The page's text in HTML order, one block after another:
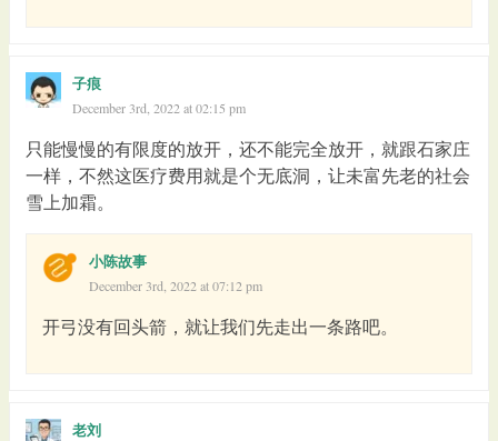
子痕
December 3rd, 2022 at 02:15 pm
只能慢慢的有限度的放开，还不能完全放开，就跟石家庄
一样，不然这医疗费用就是个无底洞，让未富先老的社会
雪上加霜。
小陈故事
December 3rd, 2022 at 07:12 pm
开弓没有回头箭，就让我们先走出一条路吧。
老刘